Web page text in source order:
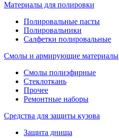
Материалы для полировки
Полировальные пасты
Полировальники
Салфетки полировальные
Смолы и армирующие материалы
Смолы полиэфирные
Стеклоткань
Прочее
Ремонтные наборы
Средства для защиты кузова
Защита днища